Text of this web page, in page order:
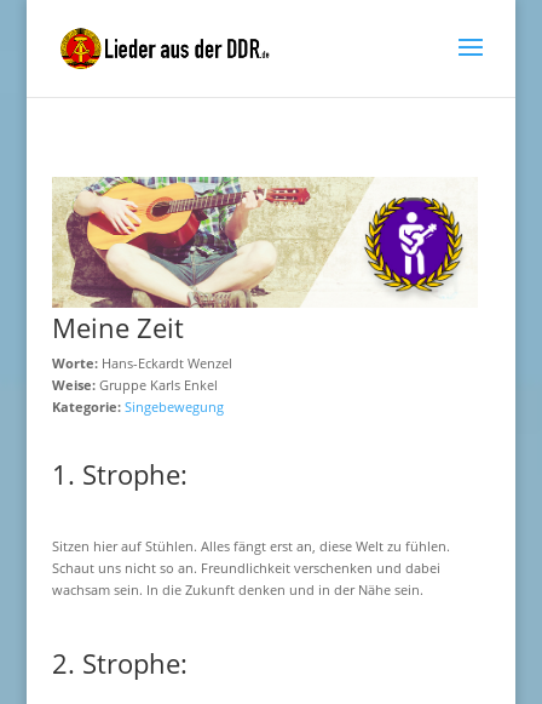
Meine Zeit
Worte:Hans-Eckardt Wenzel
Weise:Gruppe Karls Enkel
Kategorie: Singebewegung
1. Strophe:
Sitzen hier auf Stühlen. Alles fängt erst an, diese Welt zu fühlen.
Schaut uns nicht so an. Freundlichkeit verschenken und dabei
wachsam sein. In die Zukunft denken und in der Nähe sein.
2. Strophe: